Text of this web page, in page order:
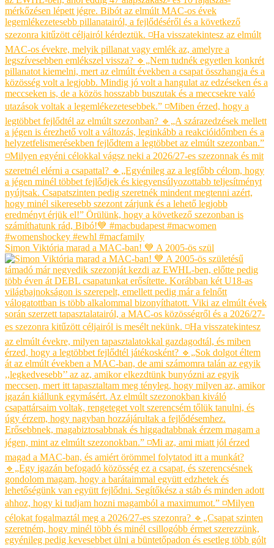
Simon Viktória marad a MAC-ban! 💙 A 2005-ös szül